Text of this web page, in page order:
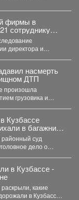
фирмы в
сотруднику
директора и
насмерть
ДТП
произошла
грузовика и
Кузбассе
в багажник,
районный суд
дело о
в Кузбассе -
какие
в Кузбассе